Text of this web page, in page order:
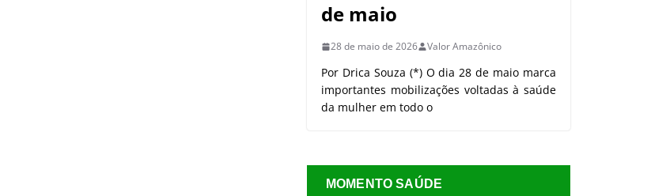
de maio
28 de maio de 2026 Valor Amazônico
Por Drica Souza (*) O dia 28 de maio marca
importantes mobilizações voltadas à saúde
da mulher em todo o
MOMENTO SAÚDE